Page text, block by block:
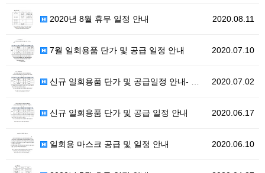
2020.08.11
2020년 8월 휴무 일정 안내
2020.07.10
7월 일회용품 단가 및 공급 일정 안내
2020.07.02
신규 일회용품 단가 및 공급일정 안내- 마스크 단가 인…
2020.06.17
신규 일회용품 단가 및 공급 일정 안내
2020.06.10
일회용 마스크 공급 및 일정 안내